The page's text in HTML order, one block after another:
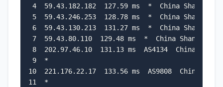
4  59.43.182.182  127.59 ms  *  China Shanghai
5  59.43.246.253  128.78 ms  *  China Shanghai
6  59.43.130.213  131.27 ms  *  China Shanghai
7  59.43.80.110  129.48 ms  *  China Shanghai
8  202.97.46.10  131.13 ms  AS4134  China
9  *
10  221.176.22.17  133.56 ms  AS9808  China
11  *